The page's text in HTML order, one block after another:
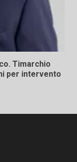
Timarchio
per intervento